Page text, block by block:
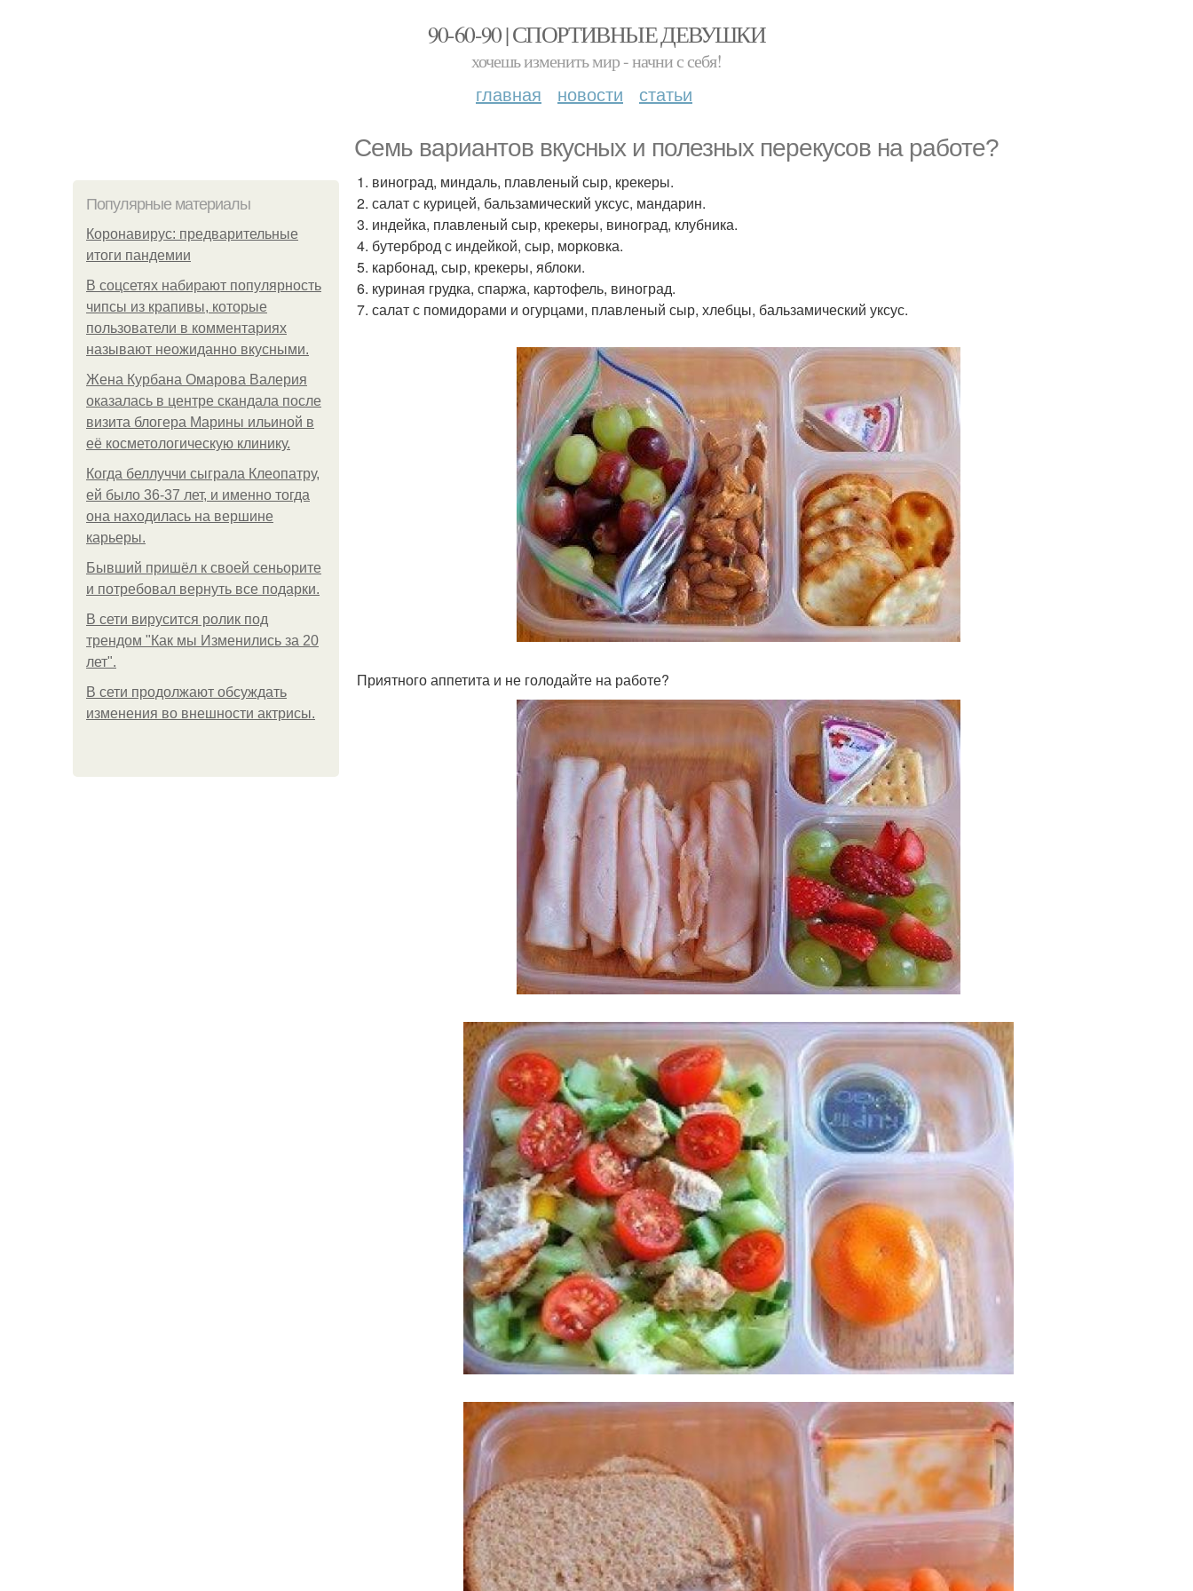
90-60-90 | СПОРТИВНЫЕ ДЕВУШКИ
хочешь изменить мир - начни с себя!
главная новости статьи
Семь вариантов вкусных и полезных перекусов на работе?
Популярные материалы
Коронавирус: предварительные
итоги пандемии
В соцсетях набирают популярность
чипсы из крапивы, которые
пользователи в комментариях
называют неожиданно вкусными.
Жена Курбана Омарова Валерия
оказалась в центре скандала после
визита блогера Марины ильиной в
её косметологическую клинику.
Когда беллуччи сыграла Клеопатру,
ей было 36-37 лет, и именно тогда
она находилась на вершине
карьеры.
Бывший пришёл к своей сеньорите
и потребовал вернуть все подарки.
В сети вирусится ролик под
трендом "Как мы Изменились за 20
лет".
В сети продолжают обсуждать
изменения во внешности актрисы.
1. виноград, миндаль, плавленый сыр, крекеры.
2. салат с курицей, бальзамический уксус, мандарин.
3. индейка, плавленый сыр, крекеры, виноград, клубника.
4. бутерброд с индейкой, сыр, морковка.
5. карбонад, сыр, крекеры, яблоки.
6. куриная грудка, спаржа, картофель, виноград.
7. салат с помидорами и огурцами, плавленый сыр, хлебцы, бальзамический уксус.
Приятного аппетита и не голодайте на работе?